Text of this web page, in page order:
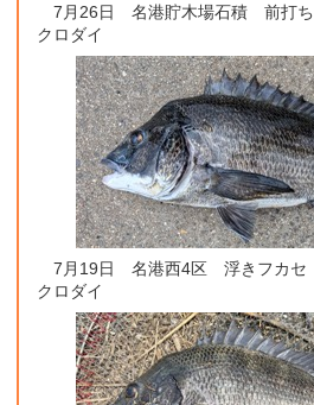
7月26日 名港貯木場石積 前打ち
クロダイ
7月19日 名港西4区 浮きフカセ
クロダイ